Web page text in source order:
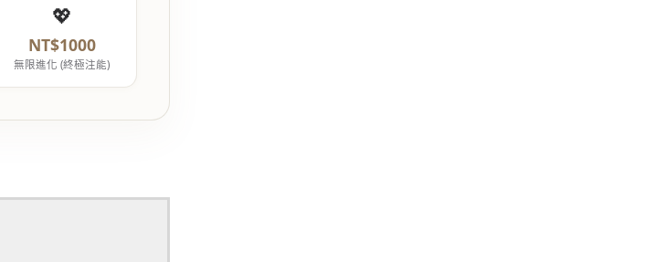
💖
NT$1000
無限進化 (終極注能)